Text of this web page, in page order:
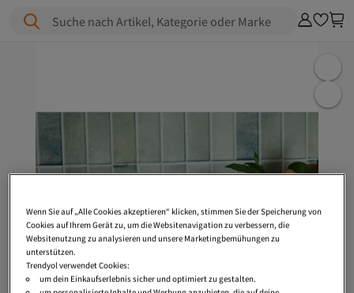
Suche nach Artikel, Kategorie oder Marke
Wenn Sie auf „Alle Cookies akzeptieren“ klicken, stimmen Sie der Speicherung von
Cookies auf Ihrem Gerät zu, um die Websitenavigation zu verbessern, die
Websitenutzung zu analysieren und unsere Marketingbemühungen zu
unterstützen.
Trendyol verwendet Cookies:
um dein Einkaufserlebnis sicher und optimiert zu gestalten.